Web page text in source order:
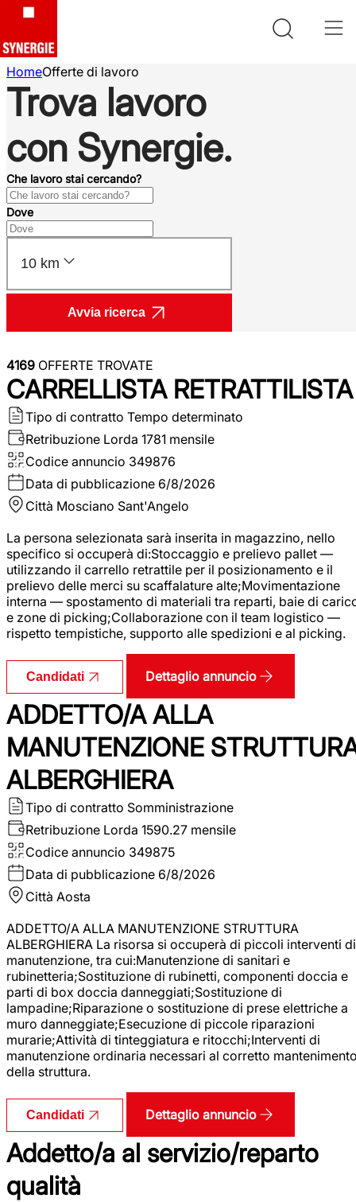
HomeOfferte di lavoro
Trova lavoro
con Synergie.
Che lavoro stai cercando?
Dove
10 km
Avvia ricerca
4169 OFFERTE TROVATE
CARRELLISTA RETRATTILISTA
Tipo di contratto Tempo determinato
Retribuzione Lorda 1781 mensile
Codice annuncio 349876
Data di pubblicazione 6/8/2026
Città Mosciano Sant'Angelo
La persona selezionata sarà inserita in magazzino, nello
specifico si occuperà di:Stoccaggio e prelievo pallet —
utilizzando il carrello retrattile per il posizionamento e il
prelievo delle merci su scaffalature alte;Movimentazione
interna — spostamento di materiali tra reparti, baie di
e zone di picking;Collaborazione con il team logistico —
rispetto tempistiche, supporto alle spedizioni e al picking.
Candidati Dettaglio annuncio
ADDETTO/A ALLA
MANUTENZIONE
ALBERGHIERA
Tipo di contratto Somministrazione
Retribuzione Lorda 1590.27 mensile
Codice annuncio 349875
Data di pubblicazione 6/8/2026
Città Aosta
ADDETTO/A ALLA MANUTENZIONE STRUTTURA
ALBERGHIERA La risorsa si occuperà di piccoli interventi di
manutenzione, tra cui:Manutenzione di sanitari e
rubinetteria;Sostituzione di rubinetti, componenti doccia e
parti di box doccia danneggiati;Sostituzione di
lampadine;Riparazione o sostituzione di prese elettriche a
muro danneggiate;Esecuzione di piccole riparazioni
murarie;Attività di tinteggiatura e ritocchi;Interventi di
manutenzione ordinaria necessari al corretto
della struttura.
Candidati Dettaglio annuncio
Addetto/a al servizio/reparto
qualità